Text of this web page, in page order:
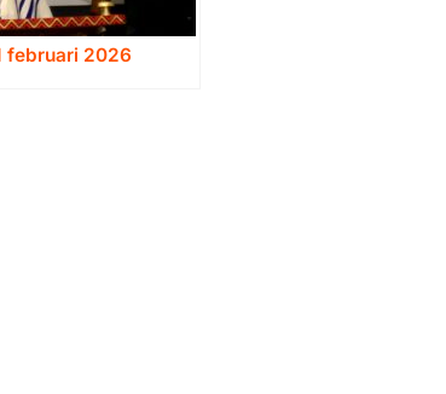
februari 2026